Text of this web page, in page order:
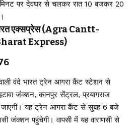
पर देवघर से चलकर रात 10 बजकर 20
एक्सप्रेस (Agra Cantt-
Express)
वंदे भारत ट्रेन आगरा कैंट स्टेशन से
जंक्शन, कानपुर सेंट्रल, प्रयागराज
जाएगी। यह ट्रेन आगरा कैंट से सुबह 6 बजे
जंक्शन पहुंचेगी। वापसी में यह वाराणसी से